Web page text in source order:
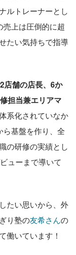
ルトレーナーとし
上は圧倒的に超
たい気持ちで指導
店舗の店長、6か
担当兼エリアマ
系化されていなか
ら基盤を作り、全
の研修の実績とし
ューまで導いて
たい思いから、外
り塾の友希さんの
働いています！